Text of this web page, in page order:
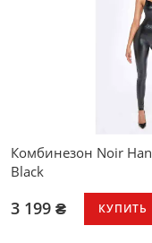
Комбинезон Noir
Black
3 199 ₴ КУПИТЬ